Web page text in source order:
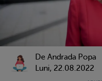
De Andrada Popa
Luni, 22.08.2022